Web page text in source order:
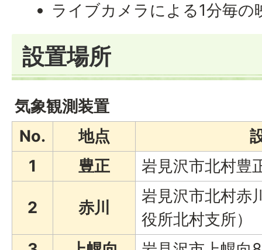
ライブカメラによる1分毎の
設置場所
気象観測装置
No.
地点
1
豊正 岩見沢市北村豊
2 赤川
岩見沢市北村赤
役所北村支所）